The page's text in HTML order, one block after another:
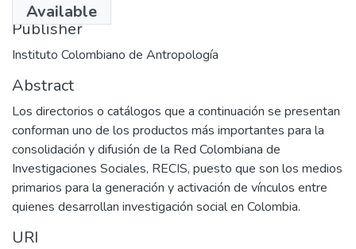
Available
Publisher
Instituto Colombiano de Antropología
Abstract
Los directorios o catálogos que a continuación se presentan
conforman uno de los productos más importantes para la
consolidación y difusión de la Red Colombiana de
Investigaciones Sociales, RECIS, puesto que son los medios
primarios para la generación y activación de vínculos entre
quienes desarrollan investigación social en Colombia.
URI